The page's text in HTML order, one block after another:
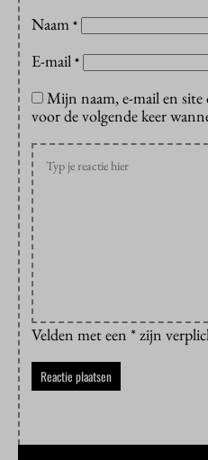
Naam *
E-mail *
Mijn naam, e-mail en site
voor de volgende keer
Velden met een * zijn